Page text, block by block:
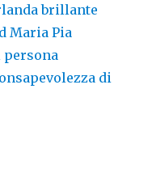
brillante
Maria Pia
persona
di